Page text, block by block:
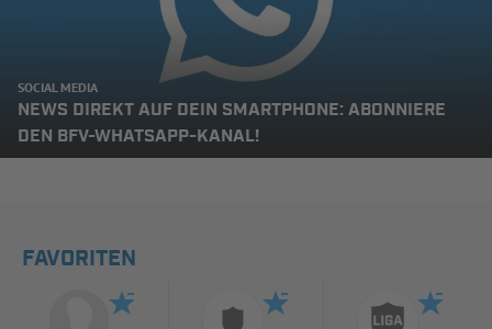
SOCIAL MEDIA
NEWS DIREKT AUF DEIN SMARTPHONE: ABONNIERE
DEN BFV-WHATSAPP-KANAL!
FAVORITEN